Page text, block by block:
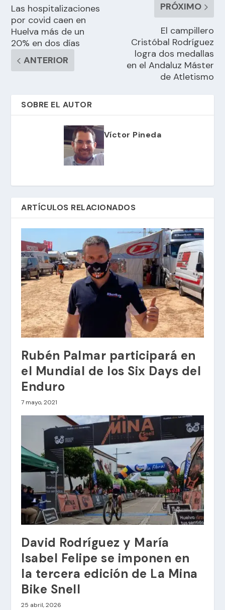
Las hospitalizaciones
por covid caen en
Huelva más de un
20% en dos días
ANTERIOR
PRÓXIMO
El campillero
Cristóbal Rodríguez
logra dos medallas
en el Andaluz Máster
de Atletismo
SOBRE EL AUTOR
Víctor Pineda
ARTÍCULOS RELACIONADOS
Rubén Palmar participará en
el Mundial de los Six Days del
Enduro
7 mayo, 2021
David Rodríguez y María
Isabel Felipe se imponen en
la tercera edición de La Mina
Bike Snell
25 abril, 2026